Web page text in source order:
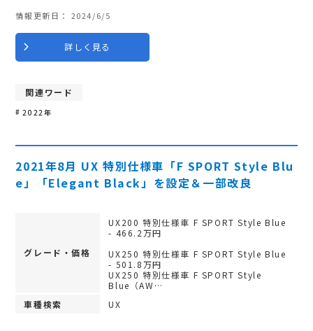
情報更新日： 2024/6/5
詳しく見る
関連ワード
2022年
2021年8月 UX 特別仕様車「F SPORT Style Blu
e」「Elegant Black」を設定＆一部改良
グレード・価格
UX200 特別仕様車 F SPORT Style Blue
- 466.2万円
UX250 特別仕様車 F SPORT Style Blue
- 501.8万円
UX250 特別仕様車 F SPORT Style
Blue（AW…
車種検索
UX